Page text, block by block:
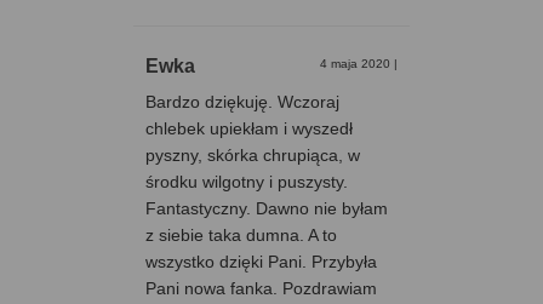
Ewka 4 maja 2020 |
Bardzo dziękuję. Wczoraj
chlebek upiekłam i wyszedł
pyszny, skórka chrupiąca, w
środku wilgotny i puszysty.
Fantastyczny. Dawno nie byłam
z siebie taka dumna. A to
wszystko dzięki Pani. Przybyła
Pani nowa fanka. Pozdrawiam